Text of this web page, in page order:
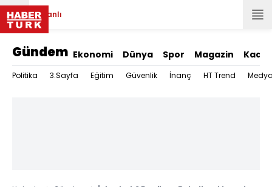
Canlı
Gündem Ekonomi Dünya Spor Magazin Kadın
Politika 3.Sayfa Eğitim Güvenlik İnanç HT Trend